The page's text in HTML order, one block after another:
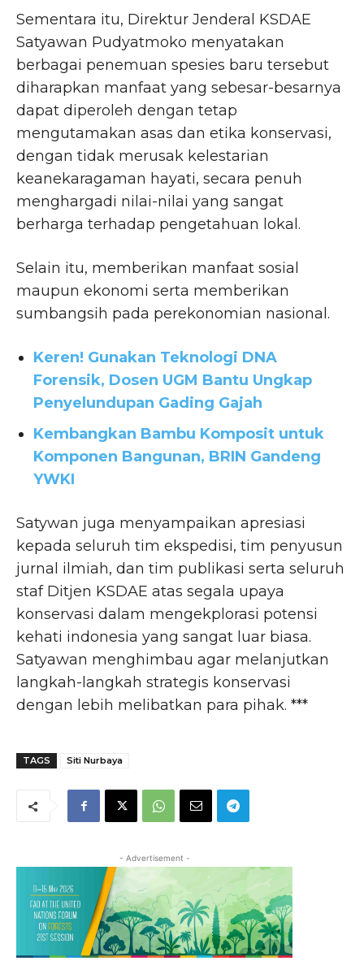
Sementara itu, Direktur Jenderal KSDAE
Satyawan Pudyatmoko menyatakan
berbagai penemuan spesies baru tersebut
diharapkan manfaat yang sebesar-besarnya
dapat diperoleh dengan tetap
mengutamakan asas dan etika konservasi,
dengan tidak merusak kelestarian
keanekaragaman hayati, secara penuh
menghargadi nilai-nilai yang sangat
berharga terhadap pengetahuan lokal.
Selain itu, memberikan manfaat sosial
maupun ekonomi serta memberikan
sumbangsih pada perekonomian nasional.
Keren! Gunakan Teknologi DNA
Forensik, Dosen UGM Bantu Ungkap
Penyelundupan Gading Gajah
Kembangkan Bambu Komposit untuk
Komponen Bangunan, BRIN Gandeng
YWKI
Satywan juga menyampaikan apresiasi
kepada seluruh tim ekspedisi, tim penyusun
jurnal ilmiah, dan tim publikasi serta seluruh
staf Ditjen KSDAE atas segala upaya
konservasi dalam mengekplorasi potensi
kehati indonesia yang sangat luar biasa.
Satyawan menghimbau agar melanjutkan
langkah-langkah strategis konservasi
dengan lebih melibatkan para pihak. ***
TAGS Siti Nurbaya
- Advertisement -